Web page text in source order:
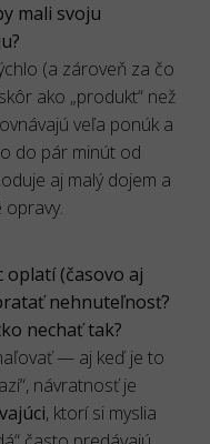
mali svoju
(a zároveň za čo
ako „produkt“ než
veľa ponúk a
do pár minút od
aj malý dojem a
opravy.
oplatí (časovo aj
nehnuteľnosť?
nechať tak?
— aj keď je to
návratnosť je
, ktorí si myslia